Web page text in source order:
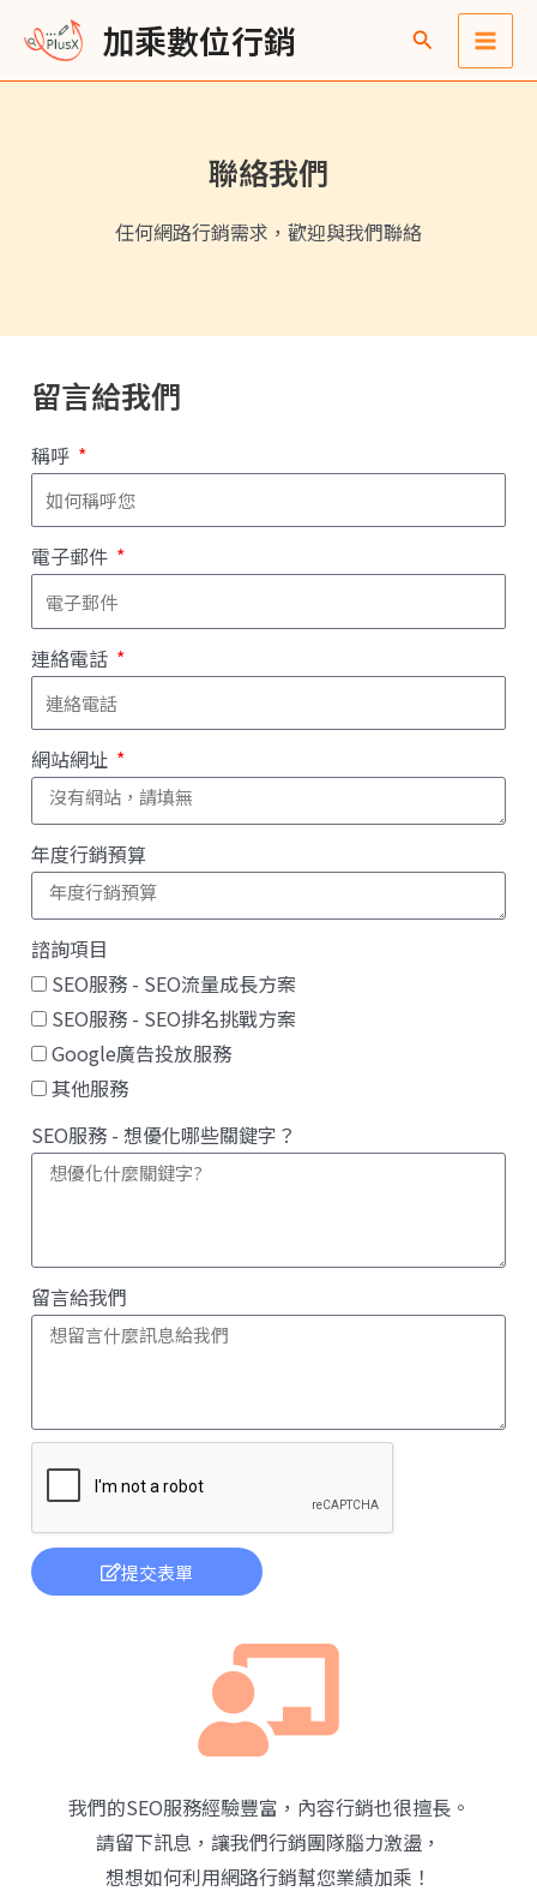
主
加乘數位行銷
Main
聯絡我們
任何網路行銷需求，歡迎與我們聯絡
留言給我們
稱呼
電子郵件
連絡電話
網站網址
年度行銷預算
諮詢項目
SEO服務 - SEO流量成長方案
SEO服務 - SEO排名挑戰方案
Google廣告投放服務
其他服務
SEO服務 - 想優化哪些關鍵字？
留言給我們
提交表單
我們的SEO服務經驗豐富，內容行銷也很擅長。
請留下訊息，讓我們行銷團隊腦力激盪，
想想如何利用網路行銷幫您業績加乘！